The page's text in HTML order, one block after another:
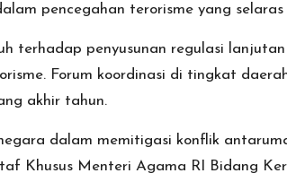
pencegahan terorisme yang
terhadap penyusunan regulasi
Forum koordinasi di tingkat
akhir tahun.
dalam memitigasi konflik
Khusus Menteri Agama RI Bidang